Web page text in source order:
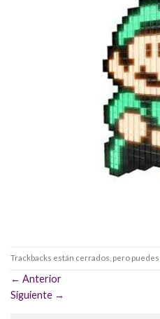
Trackbacks están cerrados, pero puedes
← Anterior
Siguiente →